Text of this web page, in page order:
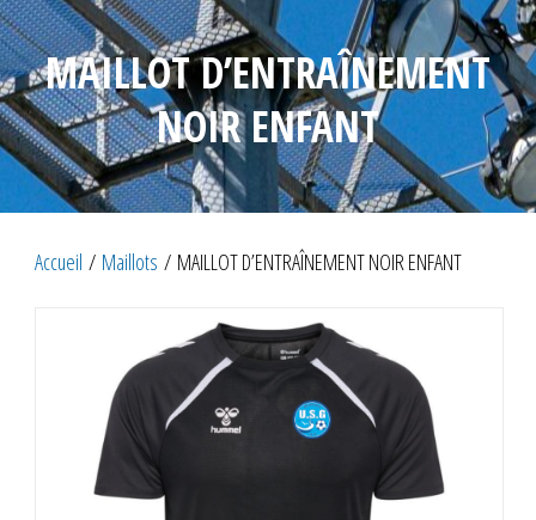
MAILLOT D’ENTRAÎNEMENT
NOIR ENFANT
Accueil / Maillots / MAILLOT D’ENTRAÎNEMENT NOIR ENFANT